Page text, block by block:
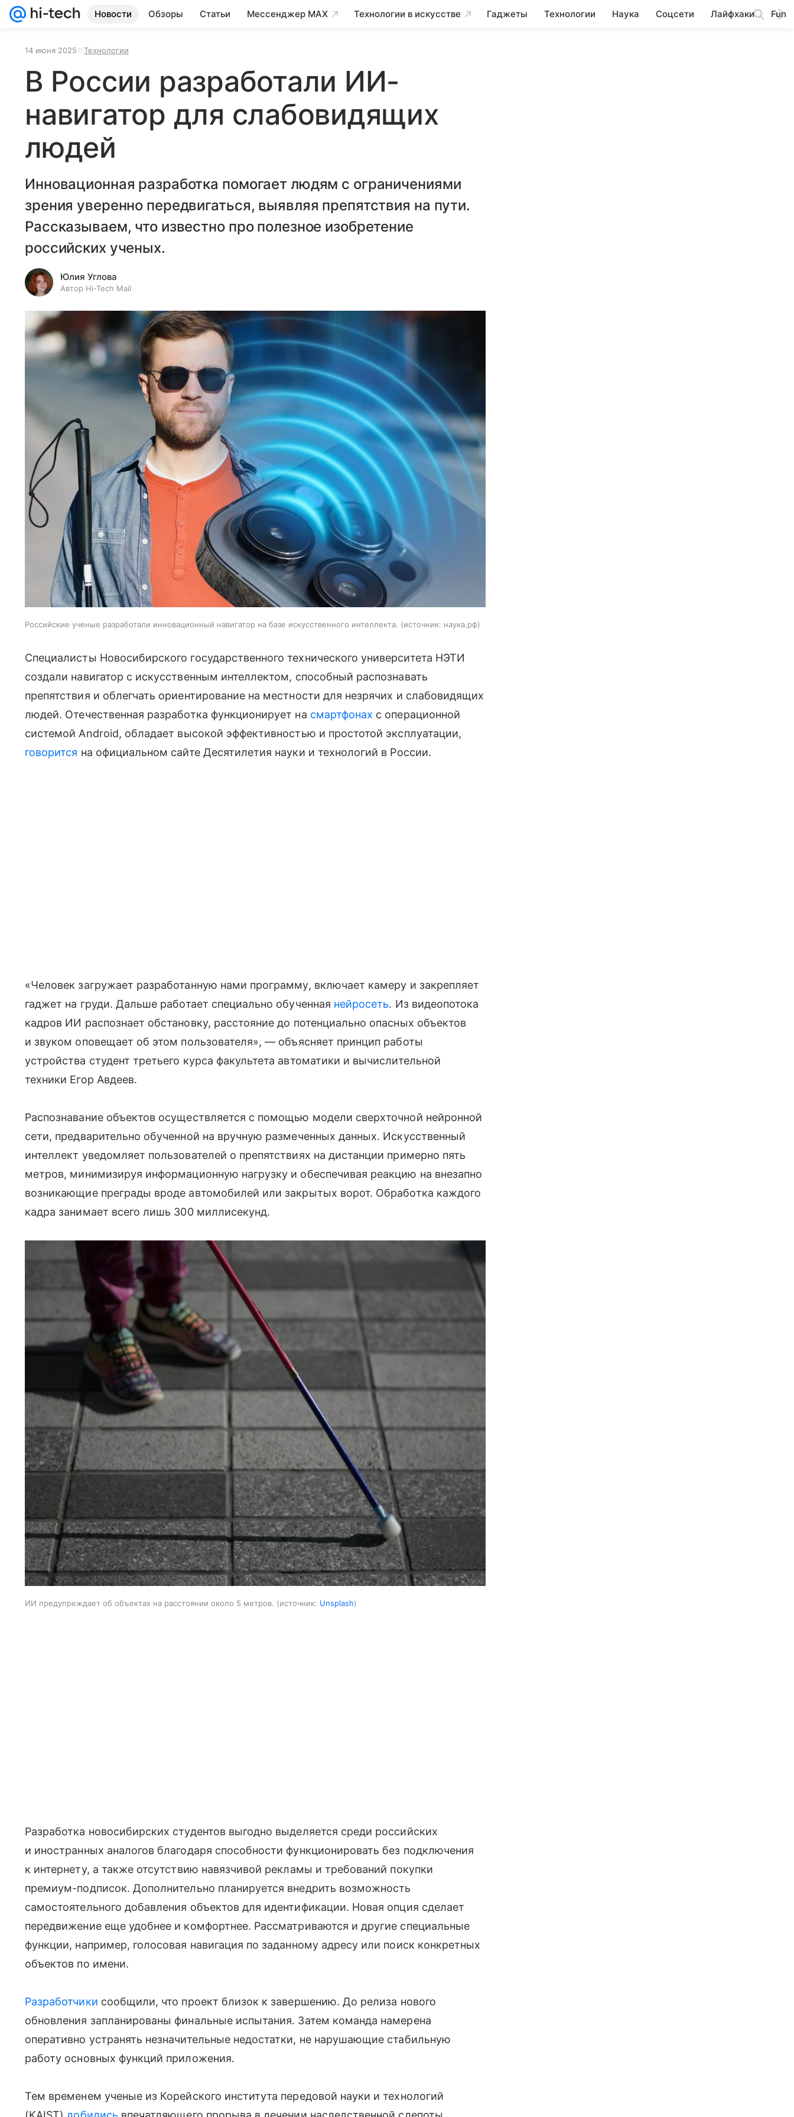
Новости Обзоры Статьи Мессенджер MAX Технологии в искусстве Гаджеты Технологии Наука Соцсети Лайфхаки Fun
14 июня 2025 Технологии
В России разработали ИИ-
навигатор для слабовидящих
людей
Инновационная разработка помогает людям с ограничениями
зрения уверенно передвигаться, выявляя препятствия на пути.
Рассказываем, что известно про полезное изобретение
российских ученых.
Юлия Углова
Автор Hi-Tech Mail
Российские ученые разработали инновационный навигатор на базе искусственного интеллекта. источник: наука.рф
Специалисты Новосибирского государственного технического университета НЭТИ
создали навигатор с искусственным интеллектом, способный распознавать
препятствия и облегчать ориентирование на местности для незрячих и слабовидящих
людей. Отечественная разработка функционирует на смартфонах с операционной
системой Android, обладает высокой эффективностью и простотой эксплуатации,
говорится на официальном сайте Десятилетия науки и технологий в России.
«Человек загружает разработанную нами программу, включает камеру и закрепляет
гаджет на груди. Дальше работает специально обученная нейросеть. Из видеопотока
кадров ИИ распознает обстановку, расстояние до потенциально опасных объектов
и звуком оповещает об этом пользователя», — объясняет принцип работы
устройства студент третьего курса факультета автоматики и вычислительной
техники Егор Авдеев.
Распознавание объектов осуществляется с помощью модели сверхточной нейронной
сети, предварительно обученной на вручную размеченных данных. Искусственный
интеллект уведомляет пользователей о препятствиях на дистанции примерно пять
метров, минимизируя информационную нагрузку и обеспечивая реакцию на внезапно
возникающие преграды вроде автомобилей или закрытых ворот. Обработка каждого
кадра занимает всего лишь 300 миллисекунд.
ИИ предупреждает об объектах на расстоянии около 5 метров. источник: Unsplash
Разработка новосибирских студентов выгодно выделяется среди российских
и иностранных аналогов благодаря способности функционировать без подключения
к интернету, а также отсутствию навязчивой рекламы и требований покупки
премиум-подписок. Дополнительно планируется внедрить возможность
самостоятельного добавления объектов для идентификации. Новая опция сделает
передвижение еще удобнее и комфортнее. Рассматриваются и другие специальные
функции, например, голосовая навигация по заданному адресу или поиск конкретных
объектов по имени.
Разработчики сообщили, что проект близок к завершению. До релиза нового
обновления запланированы финальные испытания. Затем команда намерена
оперативно устранять незначительные недостатки, не нарушающие стабильную
работу основных функций приложения.
Тем временем ученые из Корейского института передовой науки и технологий